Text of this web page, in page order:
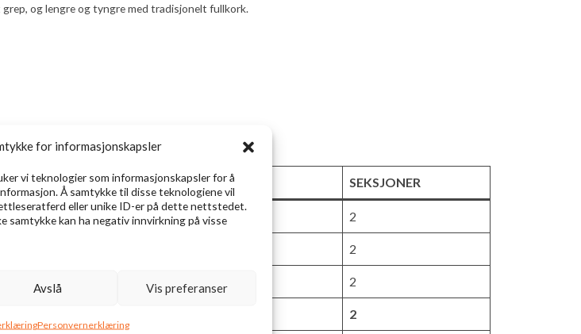
for informasjonskapsler
vi teknologier som informasjonskapsler for å
Å samtykke til disse teknologiene vil
eller unike ID-er på dette nettstedet.
samtykke kan ha negativ innvirkning på visse
Avslå Vis preferanser
Personvernerklæring
og lengre og tyngre med tradisjonelt fullkork.
KASTEVEKT AKSJON SEKSJONER
3-15g Rask 2
2
7-32g 2
2